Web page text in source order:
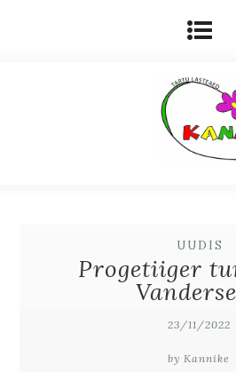
UUDIS
Progetiiger
23/11/2022
by Kannike